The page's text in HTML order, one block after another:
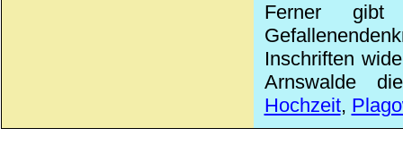
Ferner
Inschriften
Arnswalde die
Hochzeit,